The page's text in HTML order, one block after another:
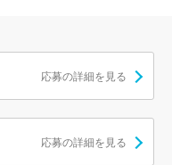
応募の詳細を見る
応募の詳細を見る